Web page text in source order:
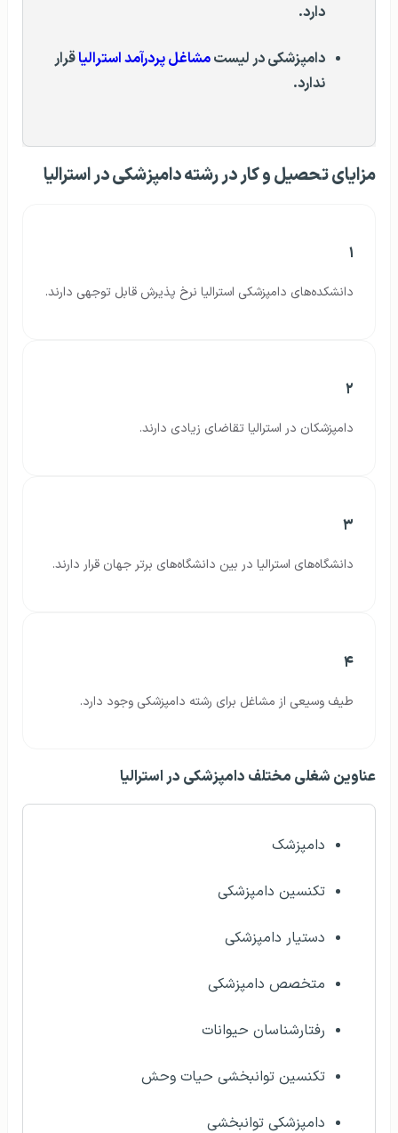
دارد.
دامپزشکیدر لیستمشاغل پردرآمد استرالیاقرار
ندارد.
مزایای تحصیل و کار در رشته دامپزشکی در استرالیا
۱
دانشکده‌های دامپزشکی استرالیا نرخ پذیرش قابل توجهی دارند.
۲
دامپزشکان در استرالیا تقاضای زیادی دارند.
۳
دانشگاه‌های استرالیا در بین دانشگاه‌های برتر جهان قرار دارند.
۴
طیف وسیعی از مشاغل برای رشته دامپزشکی وجود دارد.
عناوین شغلی مختلف دامپزشکی در استرالیا
دامپزشک
تکنسین دامپزشکی
دستیار دامپزشکی
متخصص دامپزشکی
رفتارشناسان حیوانات
تکنسین توانبخشی حیات وحش
دامپزشکی توانبخشی